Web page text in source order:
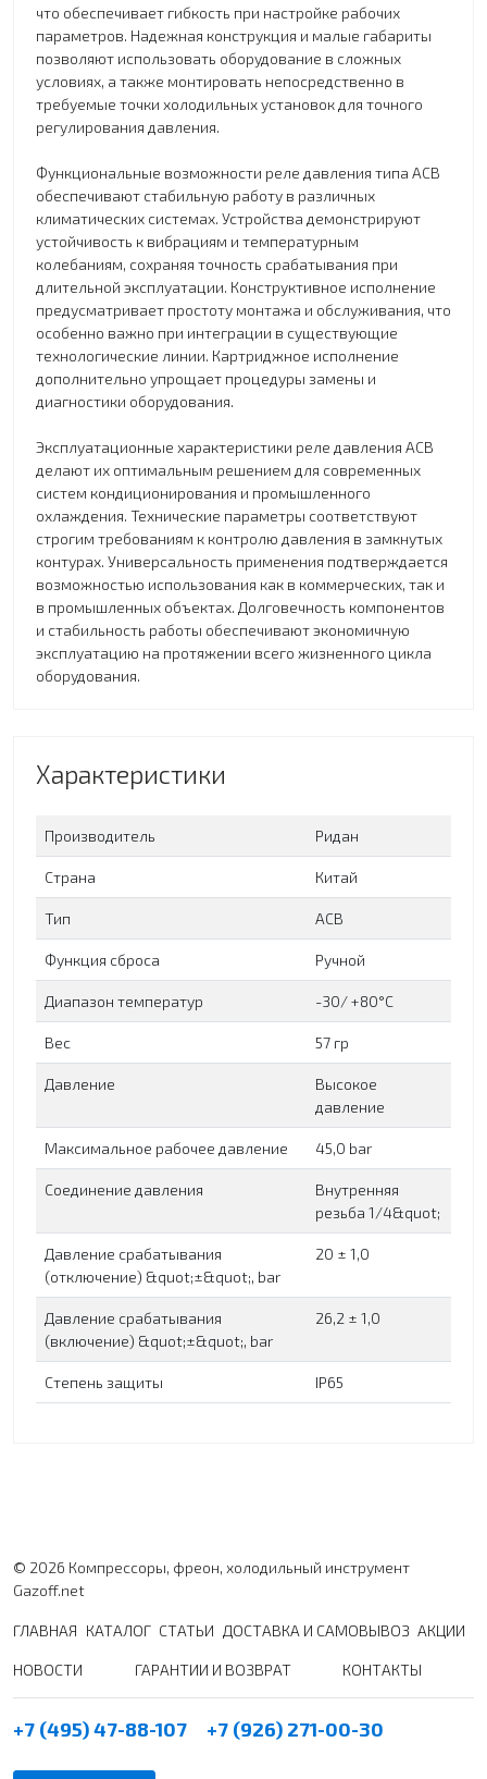
что обеспечивает гибкость при настройке рабочих
параметров. Надежная конструкция и малые габариты
позволяют использовать оборудование в сложных
условиях, а также монтировать непосредственно в
требуемые точки холодильных установок для точного
регулирования давления.
Функциональные возможности реле давления типа ACB
обеспечивают стабильную работу в различных
климатических системах. Устройства демонстрируют
устойчивость к вибрациям и температурным
колебаниям, сохраняя точность срабатывания при
длительной эксплуатации. Конструктивное исполнение
предусматривает простоту монтажа и обслуживания, что
особенно важно при интеграции в существующие
технологические линии. Картриджное исполнение
дополнительно упрощает процедуры замены и
диагностики оборудования.
Эксплуатационные характеристики реле давления ACB
делают их оптимальным решением для современных
систем кондиционирования и промышленного
охлаждения. Технические параметры соответствуют
строгим требованиям к контролю давления в замкнутых
контурах. Универсальность применения подтверждается
возможностью использования как в коммерческих, так и
в промышленных объектах. Долговечность компонентов
и стабильность работы обеспечивают экономичную
эксплуатацию на протяжении всего жизненного цикла
оборудования.
Характеристики
Производитель Ридан
Страна Китай
Тип ACB
Функция сброса Ручной
Диапазон температур -30/ +80°C
Вес 57 гр
Давление
Высокое
давление
Максимальное рабочее давление 45,0 bar
Соединение давления
Внутренняя
резьба 1/4&quot;
Давление срабатывания
(отключение) &quot;±&quot;, bar
20 ± 1,0
Давление срабатывания
(включение) &quot;±&quot;, bar
26,2 ± 1,0
Степень защиты IP65
© 2026 Компрессоры, фреон, холодильный инструмент
Gazoff.net
ГЛАВНАЯ КАТАЛОГ СТАТЬИ ДОСТАВКА И САМОВЫВОЗ АКЦИИ
НОВОСТИ ГАРАНТИИ И ВОЗВРАТ КОНТАКТЫ
+7 (495) 47-88-107 +7 (926) 271-00-30